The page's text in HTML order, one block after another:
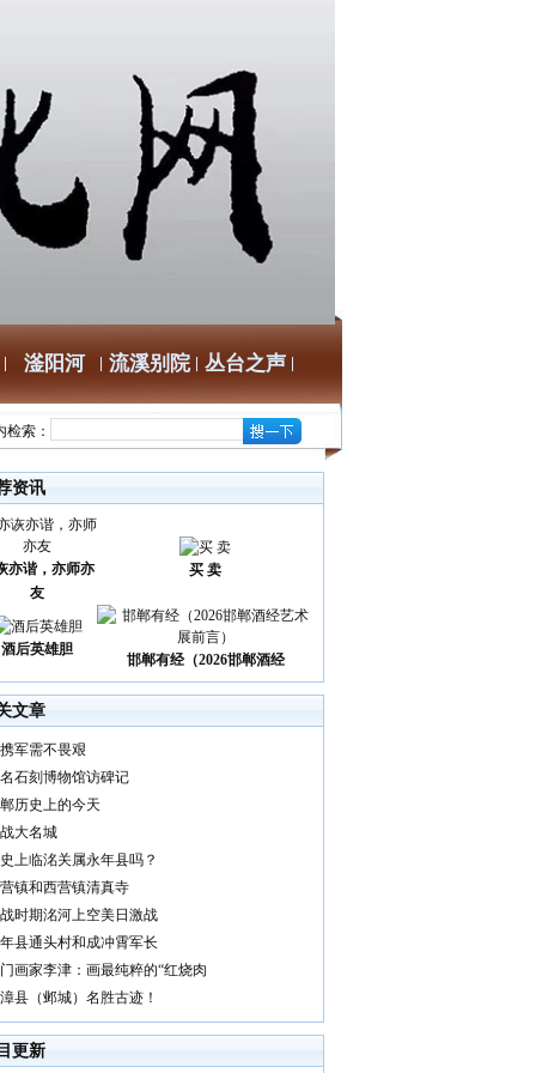
滏阳河 流溪别院 丛台之声
检索：
资讯
亦谐，亦师亦
友
买 卖
酒后英雄胆
邯郸有经（2026邯郸酒经
文章
军需不畏艰
石刻博物馆访碑记
历史上的今天
大名城
上临洺关属永年县吗？
镇和西营镇清真寺
时期洺河上空美日激战
县通头村和成冲霄军长
画家李津：画最纯粹的“红烧肉
县（邺城）名胜古迹！
更新